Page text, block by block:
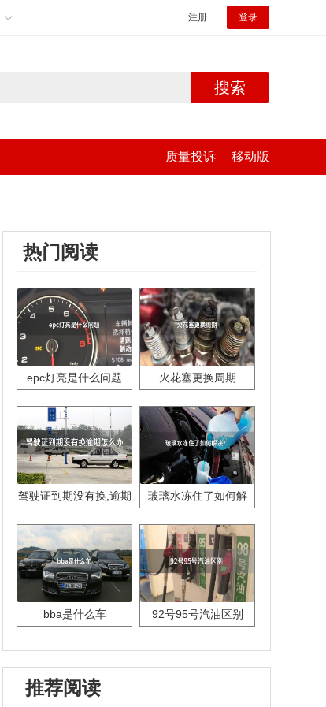
注册 登录
搜索
质量投诉 移动版
热门阅读
epc灯亮是什么问题 火花塞更换周期
驾驶证到期没有换,逾期
玻璃水冻住了如何解
bba是什么车 92号95号汽油区别
推荐阅读